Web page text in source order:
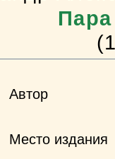
Автор
Место издания